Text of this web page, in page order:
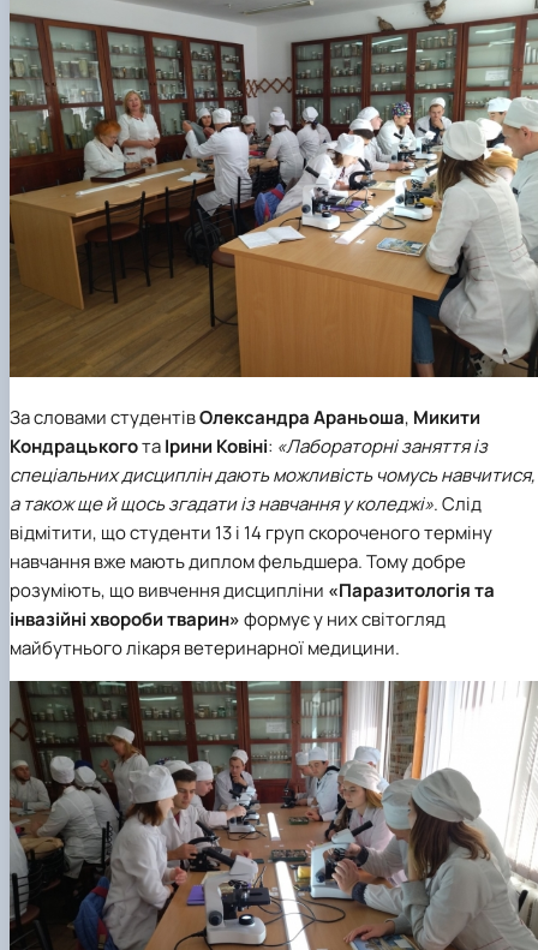
За словами студентівОлександра Араньоша, Микити
КондрацькоготаІрини Ковіні: «Лабораторні заняття із
спеціальних дисциплін дають можливість чомусь навчитися,
а також ще й щось згадати із навчання у коледжі». Слід
відмітити, що студенти 13 і 14 груп скороченого терміну
навчання вже мають диплом фельдшера. Тому добре
розуміють, що вивчення дисципліни «Паразитологія та
інвазійні хвороби тварин»формує у них світогляд
майбутнього лікаря ветеринарної медицини.